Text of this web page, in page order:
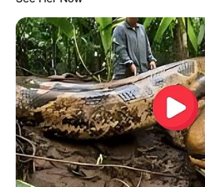
Une nouvelle preuve en faveur du
Charles dit à Eve qu’il ne
une bonne idée d’être le
veut que Charles crée un
la vie. Eve commence à se
finit par dire ouicar il n’a